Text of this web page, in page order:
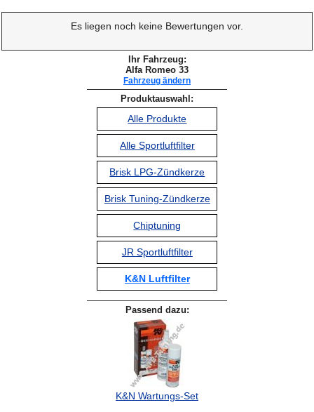
Es liegen noch keine Bewertungen vor.
Ihr Fahrzeug:
Alfa Romeo 33
Fahrzeug ändern
Produktauswahl:
Alle Produkte
Alle Sportluftfilter
Brisk LPG-Zündkerze
Brisk Tuning-Zündkerze
Chiptuning
JR Sportluftfilter
K&N Luftfilter
Passend dazu:
K&N Wartungs-Set